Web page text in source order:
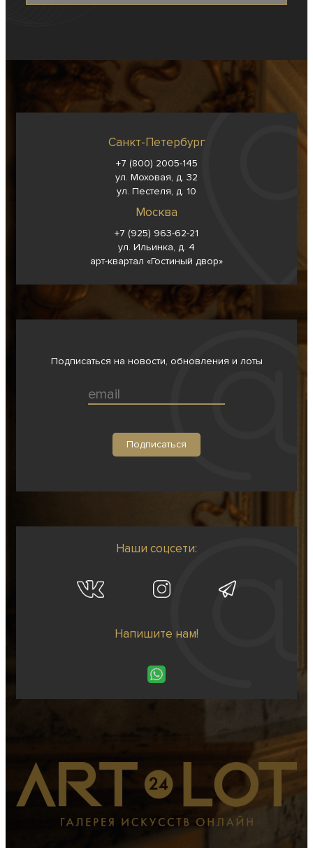
Санкт-Петербург
+7 (800) 2005-145
ул. Моховая, д. 32
ул. Пестеля, д. 10
Москва
+7 (925) 963-62-21
ул. Ильинка, д. 4
арт-квартал «Гостиный двор»
Подписаться на новости, обновления и лоты
Наши соцсети:
Напишите нам!